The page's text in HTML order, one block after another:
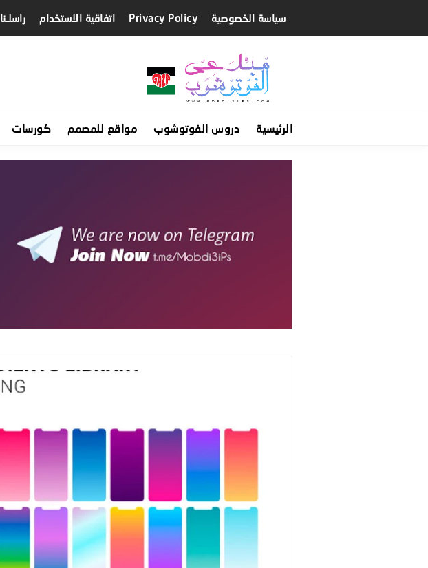
سياسة الخصوصية Privacy Policy اتفاقية الاستخدام راسلـنا
الرئيسية دروس الفوتوشوب مواقع للمصمم كورسات